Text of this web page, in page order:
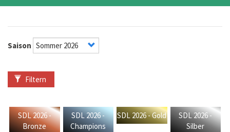
Saison
Filtern
SDL 2026 -
Bronze
SDL 2026 -
Champions
SDL 2026 - Gold
SDL 2026 -
Silber